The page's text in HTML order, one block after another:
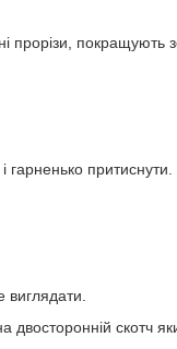
покращують
притиснути.
двосторонній скотч